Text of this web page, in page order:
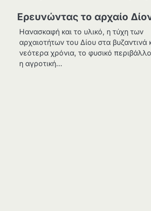
Ερευνώντας το αρχαίο
Ηανασκαφή και το υλικό, η τύχη των
αρχαιοτήτων του Δίου στα βυζαντινά
νεότερα χρόνια, το φυσικό
η αγροτική…